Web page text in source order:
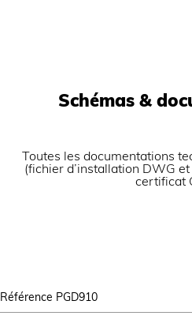
Schémas &
Toutes les documentations
(fichier d’installation DWG
certificat
Référence PGD910